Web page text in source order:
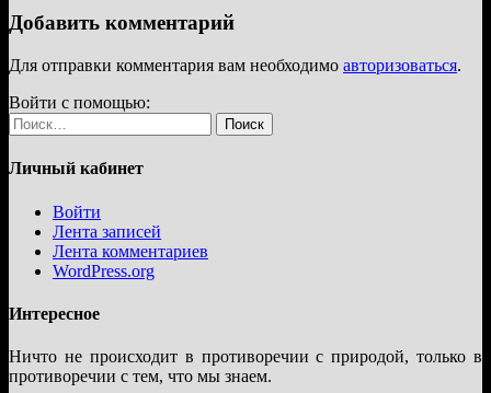
Добавить комментарий
Для отправки комментария вам необходимо авторизоваться.
Войти с помощью:
Найти:
Личный кабинет
Войти
Лента записей
Лента комментариев
WordPress.org
Интересное
Ничто не происходит в противоречии с природой, только в
противоречии с тем, что мы знаем.